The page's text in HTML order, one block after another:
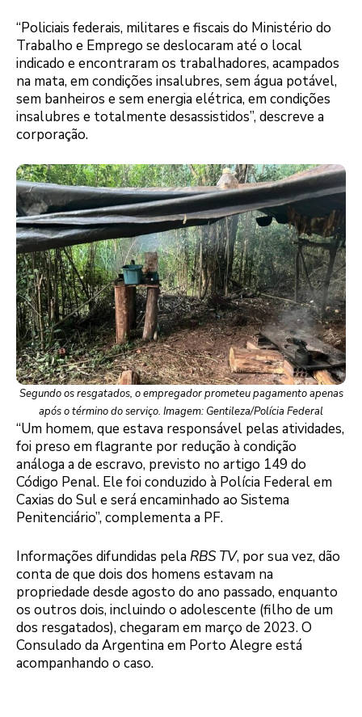
“Policiais federais, militares e fiscais do Ministério do
Trabalho e Emprego se deslocaram até o local
indicado e encontraram os trabalhadores, acampados
na mata, em condições insalubres, sem água potável,
sem banheiros e sem energia elétrica, em condições
insalubres e totalmente desassistidos”, descreve a
corporação.
Segundo os resgatados, o empregador prometeu pagamento apenas
após o término do serviço. Imagem: Gentileza/Polícia Federal
“Um homem, que estava responsável pelas atividades,
foi preso em flagrante por redução à condição
análoga a de escravo, previsto no artigo 149 do
Código Penal. Ele foi conduzido à Polícia Federal em
Caxias do Sul e será encaminhado ao Sistema
Penitenciário”, complementa a PF.
Informações difundidas pelaRBS TV, por sua vez, dão
conta de que dois dos homens estavam na
propriedade desde agosto do ano passado, enquanto
os outros dois, incluindo o adolescente (filho de um
dos resgatados), chegaram em março de 2023. O
Consulado da Argentina em Porto Alegre está
acompanhando o caso.